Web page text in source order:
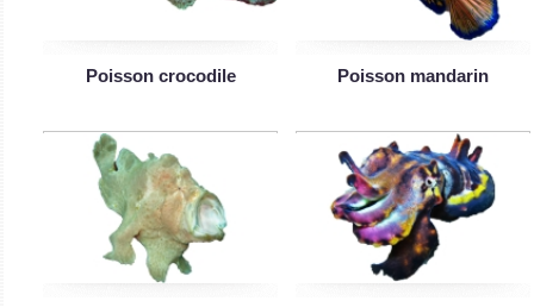
Poisson crocodile Poisson mandarin